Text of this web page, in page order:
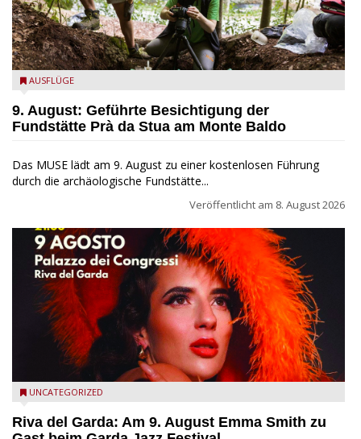
die archäologische Fundstätte Riparo Prà da Stua am Monte
AUSFLÜGE
9. August: Geführte Besichtigung der
Fundstätte Prà da Stua am Monte Baldo
Das MUSE lädt am 9. August zu einer kostenlosen Führung
durch die archäologische Fundstätte...
Veröffentlicht am 8. August 2026
Riva del Garda - Emma Smith zu Gast beim Garda Jazz
UNCATEGORIZED
Riva del Garda: Am 9. August Emma Smith zu